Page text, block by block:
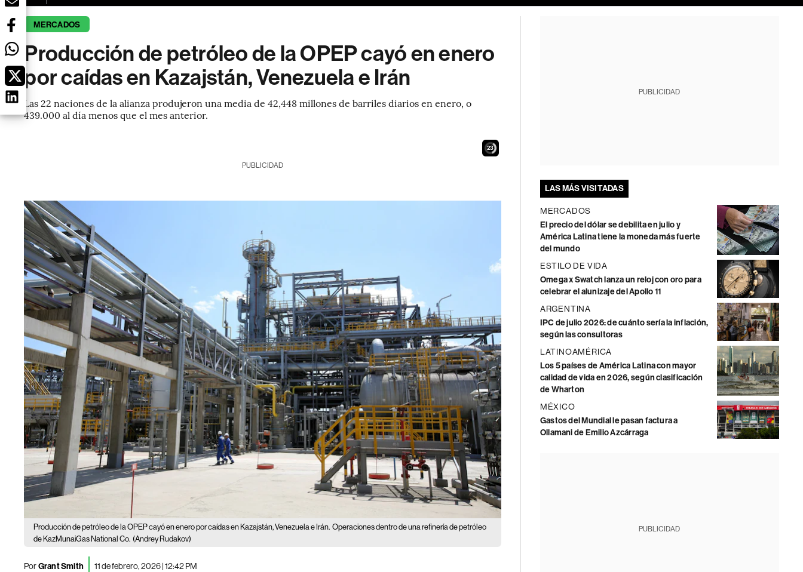
MERCADOS
Producción de petróleo de la OPEP cayó en enero
por caídas en Kazajstán, Venezuela e Irán
Las 22 naciones de la alianza produjeron una media de 42,448 millones de barriles diarios en enero, o
439.000 al día menos que el mes anterior.
21
PUBLICIDAD
Producción de petróleo de la OPEP cayó en enero por caídas en Kazajstán, Venezuela e Irán. Operaciones dentro de una refinería de petróleo
de KazMunaiGas National Co. (Andrey Rudakov)
PorGrant Smith 11 de febrero, 2026 | 12:42 PM
PUBLICIDAD
LAS MÁS VISITADAS
MERCADOS
El precio del dólar se debilita en julio y
América Latina tiene la moneda más fuerte
del mundo
ESTILO DE VIDA
Omega x Swatch lanza un reloj con oro para
celebrar el alunizaje del Apollo 11
ARGENTINA
IPC de julio 2026: de cuánto sería la inflación,
según las consultoras
LATINOAMÉRICA
Los 5 países de América Latina con mayor
calidad de vida en 2026, según clasificación
de Wharton
MÉXICO
Gastos del Mundial le pasan factura a
Ollamani de Emilio Azcárraga
PUBLICIDAD